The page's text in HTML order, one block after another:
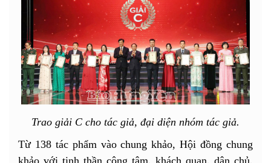
Trao giải C cho tác giả, đại diện nhóm tác giả.
Từ 138 tác phẩm vào chung khảo, Hội đồng chung
khảo với tinh thần công tâm, khách quan, dân chủ,